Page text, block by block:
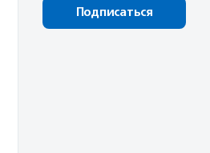
Подписаться